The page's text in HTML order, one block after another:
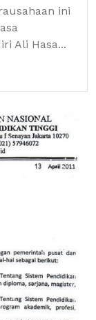
ini
Ali Hasa...